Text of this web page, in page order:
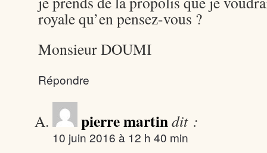
royale qu’en pensez-vous ?
Monsieur DOUMI
Répondre
pierre martindit :
10 juin 2016 à 12 h 40 min